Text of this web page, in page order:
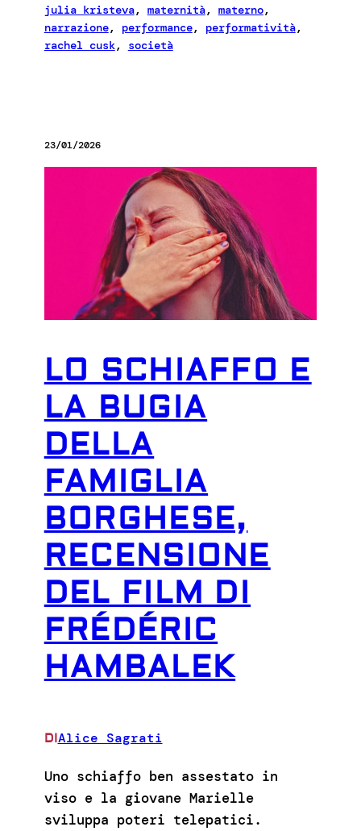
julia kristeva, maternità, materno
narrazione, performance, performatività
rachel cusk, società
23/01/2026
LO SCHIAFFO E
LA BUGIA
DELLA
FAMIGLIA
BORGHESE,
RECENSIONE
DEL FILM DI
FRÉDÉRIC
HAMBALEK
DIAlice Sagrati
Uno schiaffo ben assestato in
viso e la giovane Marielle
sviluppa poteri telepatici.